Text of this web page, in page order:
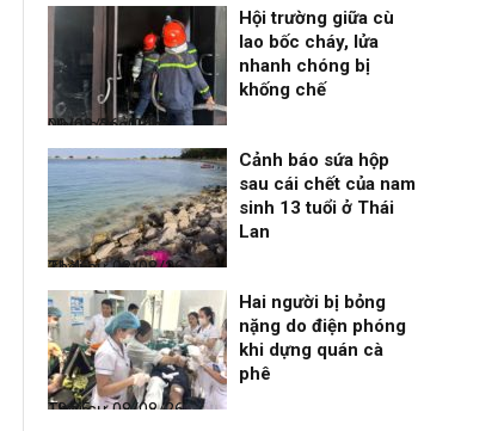
Nhịp sống 24h
09/08/26, 08:16
Hội trường giữa cù
lao bốc cháy, lửa
nhanh chóng bị
khống chế
Thời sự
08/08/26, 21:46
Cảnh báo sứa hộp
sau cái chết của nam
sinh 13 tuổi ở Thái
Lan
Thời sự
08/08/26, 18:25
Hai người bị bỏng
nặng do điện phóng
khi dựng quán cà
phê